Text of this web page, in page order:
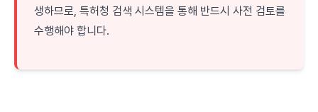
생하므로, 특허청 검색 시스템을 통해 반드시 사전 검토를
수행해야 합니다.